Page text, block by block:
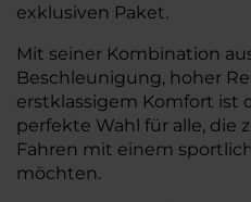
exklusiven Paket.
Mit seiner Kombination
Beschleunigung, hoher
erstklassigem Komfort ist
perfekte Wahl für alle, die
Fahren mit einem
möchten.